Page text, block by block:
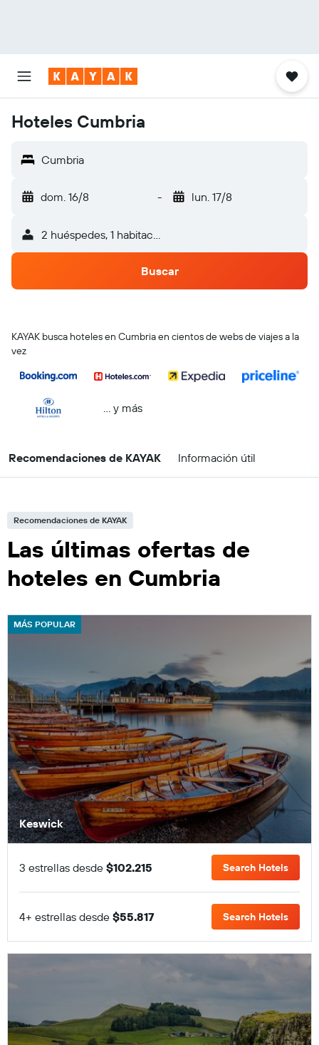
Hoteles Cumbria
Cumbria
dom. 16/8 - lun. 17/8
2 huéspedes, 1 habitación
Buscar
KAYAK busca hoteles en Cumbria en cientos de webs de viajes a la
vez
… y más
Recomendaciones de KAYAK Información útil
Recomendaciones de KAYAK
Las últimas ofertas de
hoteles en Cumbria
MÁS POPULAR
Keswick
3 estrellas desde $102.215 Search Hotels
4+ estrellas desde $55.817 Search Hotels